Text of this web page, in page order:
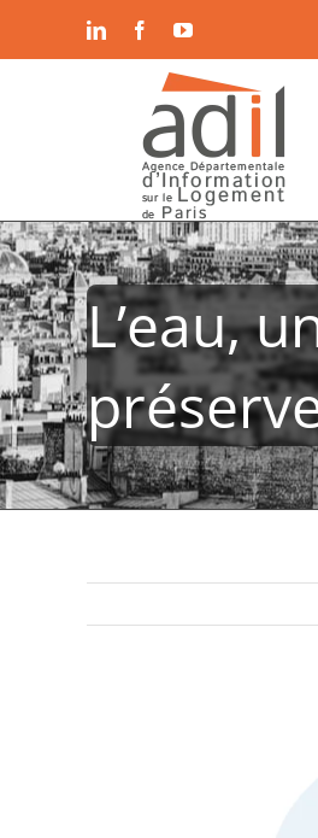
LinkedInFacebookYouTube
L’eau,